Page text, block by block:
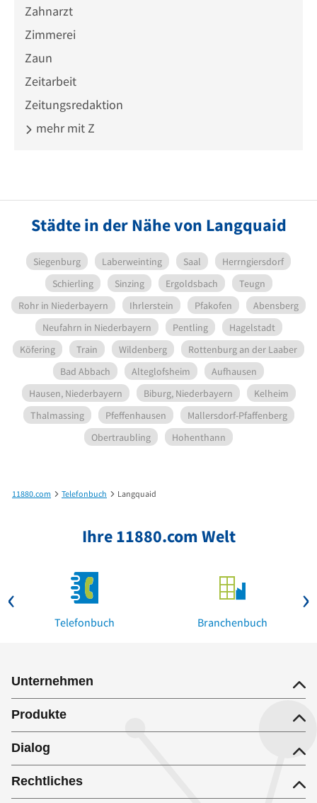
Zahnarzt
Zimmerei
Zaun
Zeitarbeit
Zeitungsredaktion
mehr mit Z
Städte in der Nähe von Langquaid
Siegenburg Laberweinting Saal
Herrngiersdorf
Schierling
Sinzing Ergoldsbach
Teugn
Rohr in Niederbayern
Ihrlerstein Pfakofen
Abensberg
Neufahrn in Niederbayern
Pentling
Hagelstadt
Köfering
Train Wildenberg
Rottenburg an der Laaber
Bad Abbach
Alteglofsheim
Aufhausen
Hausen, Niederbayern
Biburg, Niederbayern
Kelheim
Thalmassing
Pfeffenhausen
Mallersdorf-Pfaffenberg
Obertraubling
Hohenthann
11880.com Telefonbuch Langquaid
Ihre 11880.com Welt
Telefonbuch Branchenbuch
Unternehmen
Produkte
Dialog
Rechtliches